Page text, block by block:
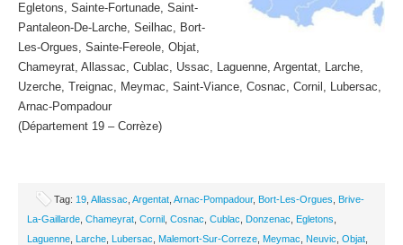
Egletons, Sainte-Fortunade, Saint-
Pantaleon-De-Larche, Seilhac, Bort-
Les-Orgues, Sainte-Fereole, Objat,
Chameyrat, Allassac, Cublac, Ussac, Laguenne, Argentat, Larche,
Uzerche, Treignac, Meymac, Saint-Viance, Cosnac, Cornil, Lubersac,
Arnac-Pompadour
(Département 19 – Corrèze)
Tag: 19 Allassac Argentat Arnac-Pompadour, Bort-Les-Orgues
Brive-
La-Gaillarde Chameyrat Cornil Cosnac Cublac Donzenac Egletons
Laguenne Larche Lubersac Malemort-Sur-Correze Meymac Neuvic Objat